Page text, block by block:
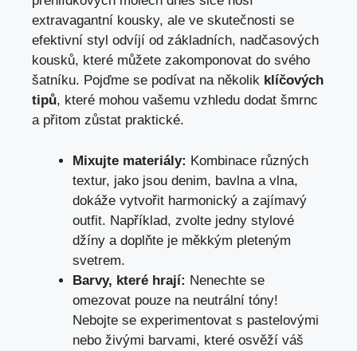
extravagantní kousky, ale ve skutečnosti se
efektivní styl odvíjí od základních, nadčasových
kousků, které můžete zakomponovat do svého
šatníku. Pojďme se podívat na několik klíčových
tipů, které mohou vašemu vzhledu dodat šmrnc
a přitom zůstat praktické.
Mixujte materiály: Kombinace různých
textur, jako jsou denim, bavlna a vlna,
dokáže vytvořit harmonický a zajímavý
outfit. Například, zvolte jedny stylové
džíny a doplňte je měkkým pleteným
svetrem.
Barvy, které hrají: Nenechte se
omezovat pouze na neutrální tóny!
Nebojte se experimentovat s pastelovými
nebo živými barvami, které osvěží váš